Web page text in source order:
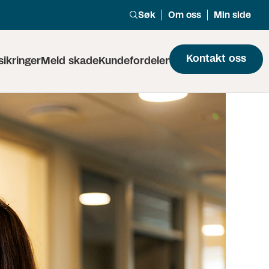
Søk Om oss Min side
Meld skadeKundefordeler Kontakt oss